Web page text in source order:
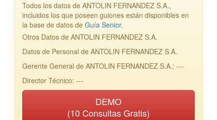
Todos los datos de ANTOLIN FERNANDEZ S.A.,
incluidos los que poseen guiones están disponibles en
la base de datos de Guía Senior.
Otros Datos de ANTOLIN FERNANDEZ S.A.
Datos de Personal de ANTOLIN FERNANDEZ S.A.
Gerente General de ANTOLIN FERNANDEZ S.A.: ---
Director Técnico: ---
DEMO
(10 Consultas Gratis)